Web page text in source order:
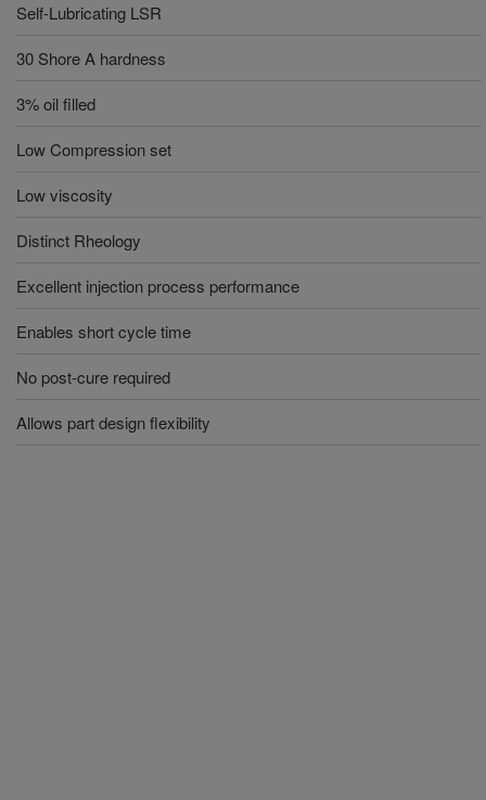
Self-Lubricating LSR
30 Shore A hardness
3% oil filled
Low Compression set
Low viscosity
Distinct Rheology
Excellent injection process performance
Enables short cycle time
No post-cure required
Allows part design flexibility